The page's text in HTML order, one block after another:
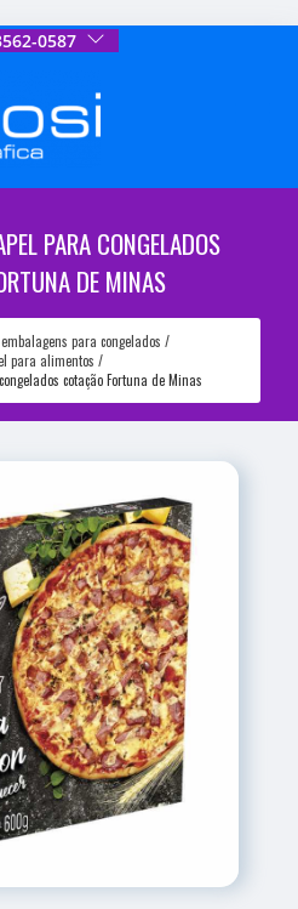
0587
PARA CONGELADOS
DE MINAS
embalagens para congelados
para alimentos
cotação Fortuna de Minas